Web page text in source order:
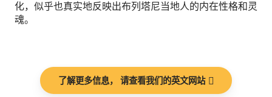
化，似乎也真实地反映出布列塔尼当地人的内在性格和灵
魂。
了解更多信息， 请查看我们的英文网站